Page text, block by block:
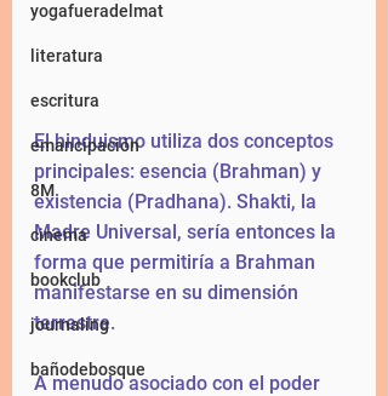
yogafueradelmat
literatura
escritura
emancipación
8M
cinema
bookclub
journaling
bañodebosque
El hinduismo utiliza dos conceptos
principales: esencia (Brahman) y
existencia (Pradhana). Shakti, la
Madre Universal, sería entonces la
forma que permitiría a Brahman
manifestarse en su dimensión
terrestre.
A menudo asociado con el poder